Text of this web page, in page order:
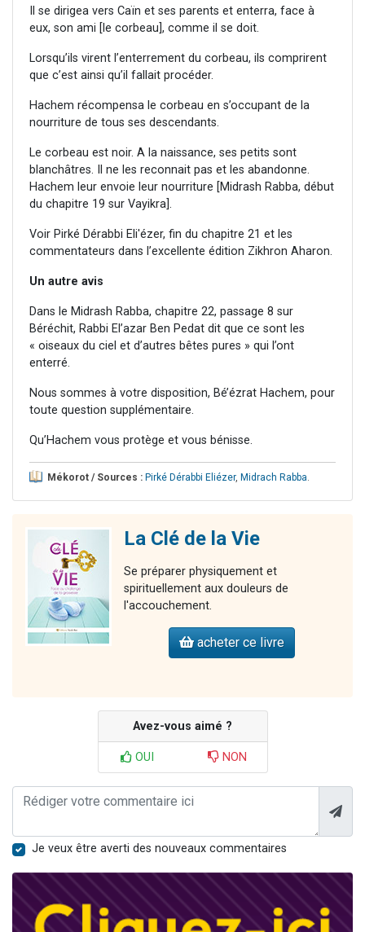
Il se dirigea vers Caïn et ses parents et enterra, face à
eux, son ami [le corbeau], comme il se doit.
Lorsqu’ils virent l’enterrement du corbeau, ils comprirent
que c’est ainsi qu’il fallait procéder.
Hachem récompensa le corbeau en s’occupant de la
nourriture de tous ses descendants.
Le corbeau est noir. A la naissance, ses petits sont
blanchâtres. Il ne les reconnait pas et les abandonne.
Hachem leur envoie leur nourriture [Midrash Rabba, début
du chapitre 19 sur Vayikra].
Voir Pirké Dérabbi Eli'ézer, fin du chapitre 21 et les
commentateurs dans l’excellente édition Zikhron Aharon.
Un autre avis
Dans le Midrash Rabba, chapitre 22, passage 8 sur
Béréchit, Rabbi El’azar Ben Pedat dit que ce sont les
« oiseaux du ciel et d’autres bêtes pures » qui l’ont
enterré.
Nous sommes à votre disposition, Bé’ézrat Hachem, pour
toute question supplémentaire.
Qu’Hachem vous protège et vous bénisse.
Mékorot / Sources : Pirké Dérabbi Eliézer, Midrach Rabba.
La Clé de la Vie
Se préparer physiquement et
spirituellement aux douleurs de
l'accouchement.
acheter ce livre
Avez-vous aimé ?
OUI NON
Je veux être averti des nouveaux commentaires